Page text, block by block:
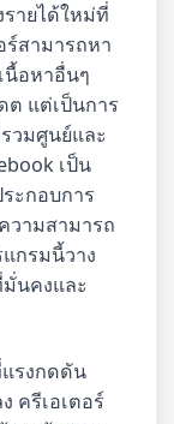
ายได้ใหม่ที่
ร์สามารถหา
นื้อหาอื่นๆ
ต แต่เป็นการ
วมศูนย์และ
เป็น
ะกอบการ
ามสามารถ
กรมนี้วาง
นคงและ
รงกดดัน
ครีเอเตอร์